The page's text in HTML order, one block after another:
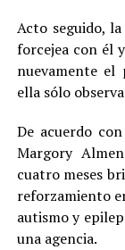
Acto seguido,
forcejea con él
nuevamente el
ella sólo
De acuerdo
Margory
cuatro meses
reforzamiento
autismo y
una agencia.